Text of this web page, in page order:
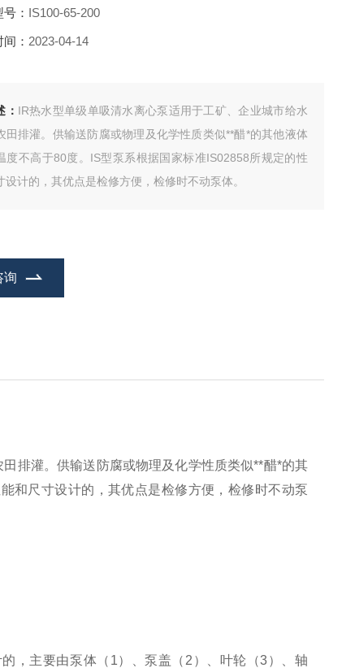
： IS100-65-200
： 2023-04-14
： IR热水型单级单吸清水离心泵适用于工矿、企业城市给水
田排灌。供输送防腐或物理及化学性质类似**醋*的其他液体
度不高于80度。IS型泵系根据国家标准IS02858所规定的性
设计的，其优点是检修方便，检修时不动泵体。
询
排灌。供输送防腐或物理及化学性质类似**醋*的其
和尺寸设计的，其优点是检修方便，检修时不动泵
，主要由泵体（ 1）、泵盖（ 2 ）、叶轮（3）、轴